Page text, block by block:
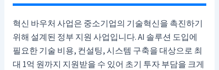
혁신 바우처 사업은 중소기업의 기술혁신을 촉진하기
위해 설계된 정부 지원 사업입니다. AI 솔루션 도입에
필요한 기술 비용, 컨설팅, 시스템 구축을 대상으로 최
대 1억 원까지 지원받을 수 있어 초기 투자 부담을 크게